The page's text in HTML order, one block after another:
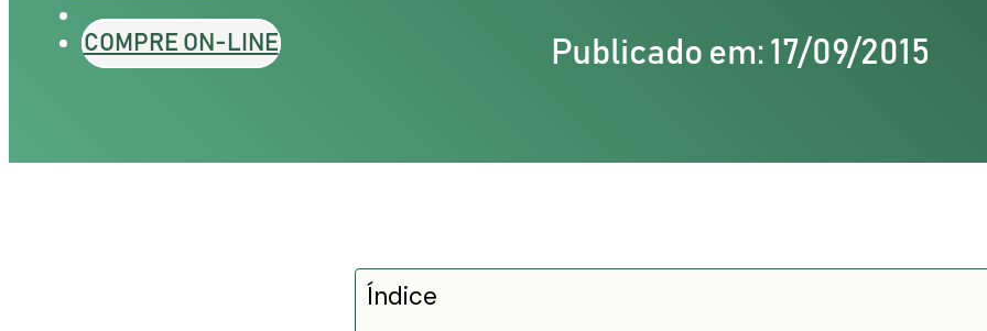
COMPRE ON-LINE Publicado em: 17/09/2015
Índice